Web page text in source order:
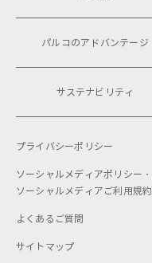
パルコのアドバンテージ
サステナビリティ
プライバシーポリシー
ソーシャルメディアポリシー・
ソーシャルメディアご利用規約
よくあるご質問
サイトマップ